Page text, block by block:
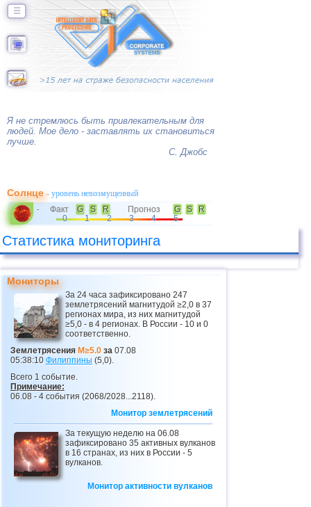
☰
Я не стремлюсь быть привлекательным для
людей. Мое дело - заставлять их становиться
лучше.
С. Джобс
Солнце- уровень невозмущенный
- Факт G S R Прогноз G S
R
0
1 2 3 4 5
Статистика мониторинга
Мониторы
За 24 часа зафиксировано 247
землетрясений магнитудой ≥2,0 в 37
регионах мира, из них магнитудой
≥5,0 - в 4 регионах. В России - 10 и 0
соответственно.
Землетрясения M≥5.0 за 07.08
05:38:10 Филиппины (5,0).
Всего 1 событие.
Примечание:
06.08 - 4 события (2068/2028...2118).
Монитор землетрясений
За текущую неделю на 06.08
зафиксировано 35 активных вулканов
в 16 странах, из них в России - 5
вулканов.
Монитор активности вулканов